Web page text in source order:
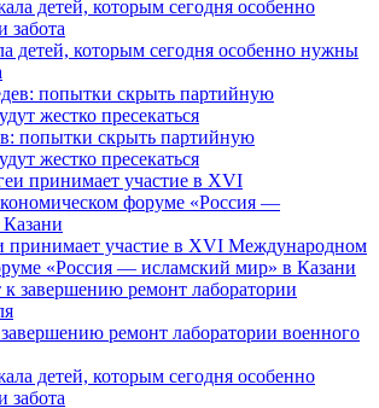
детей, которым сегодня особенно нужны
попытки скрыть партийную
жестко пресекаться
принимает участие в XVI Международном
«Россия — исламский мир» в Казани
ремонт лаборатории военного